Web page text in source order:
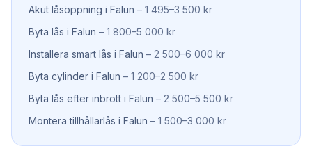
Akut låsöppning i Falun – 1 495–3 500 kr
Byta lås i Falun – 1 800–5 000 kr
Installera smart lås i Falun – 2 500–6 000 kr
Byta cylinder i Falun – 1 200–2 500 kr
Byta lås efter inbrott i Falun – 2 500–5 500 kr
Montera tillhållarlås i Falun – 1 500–3 000 kr